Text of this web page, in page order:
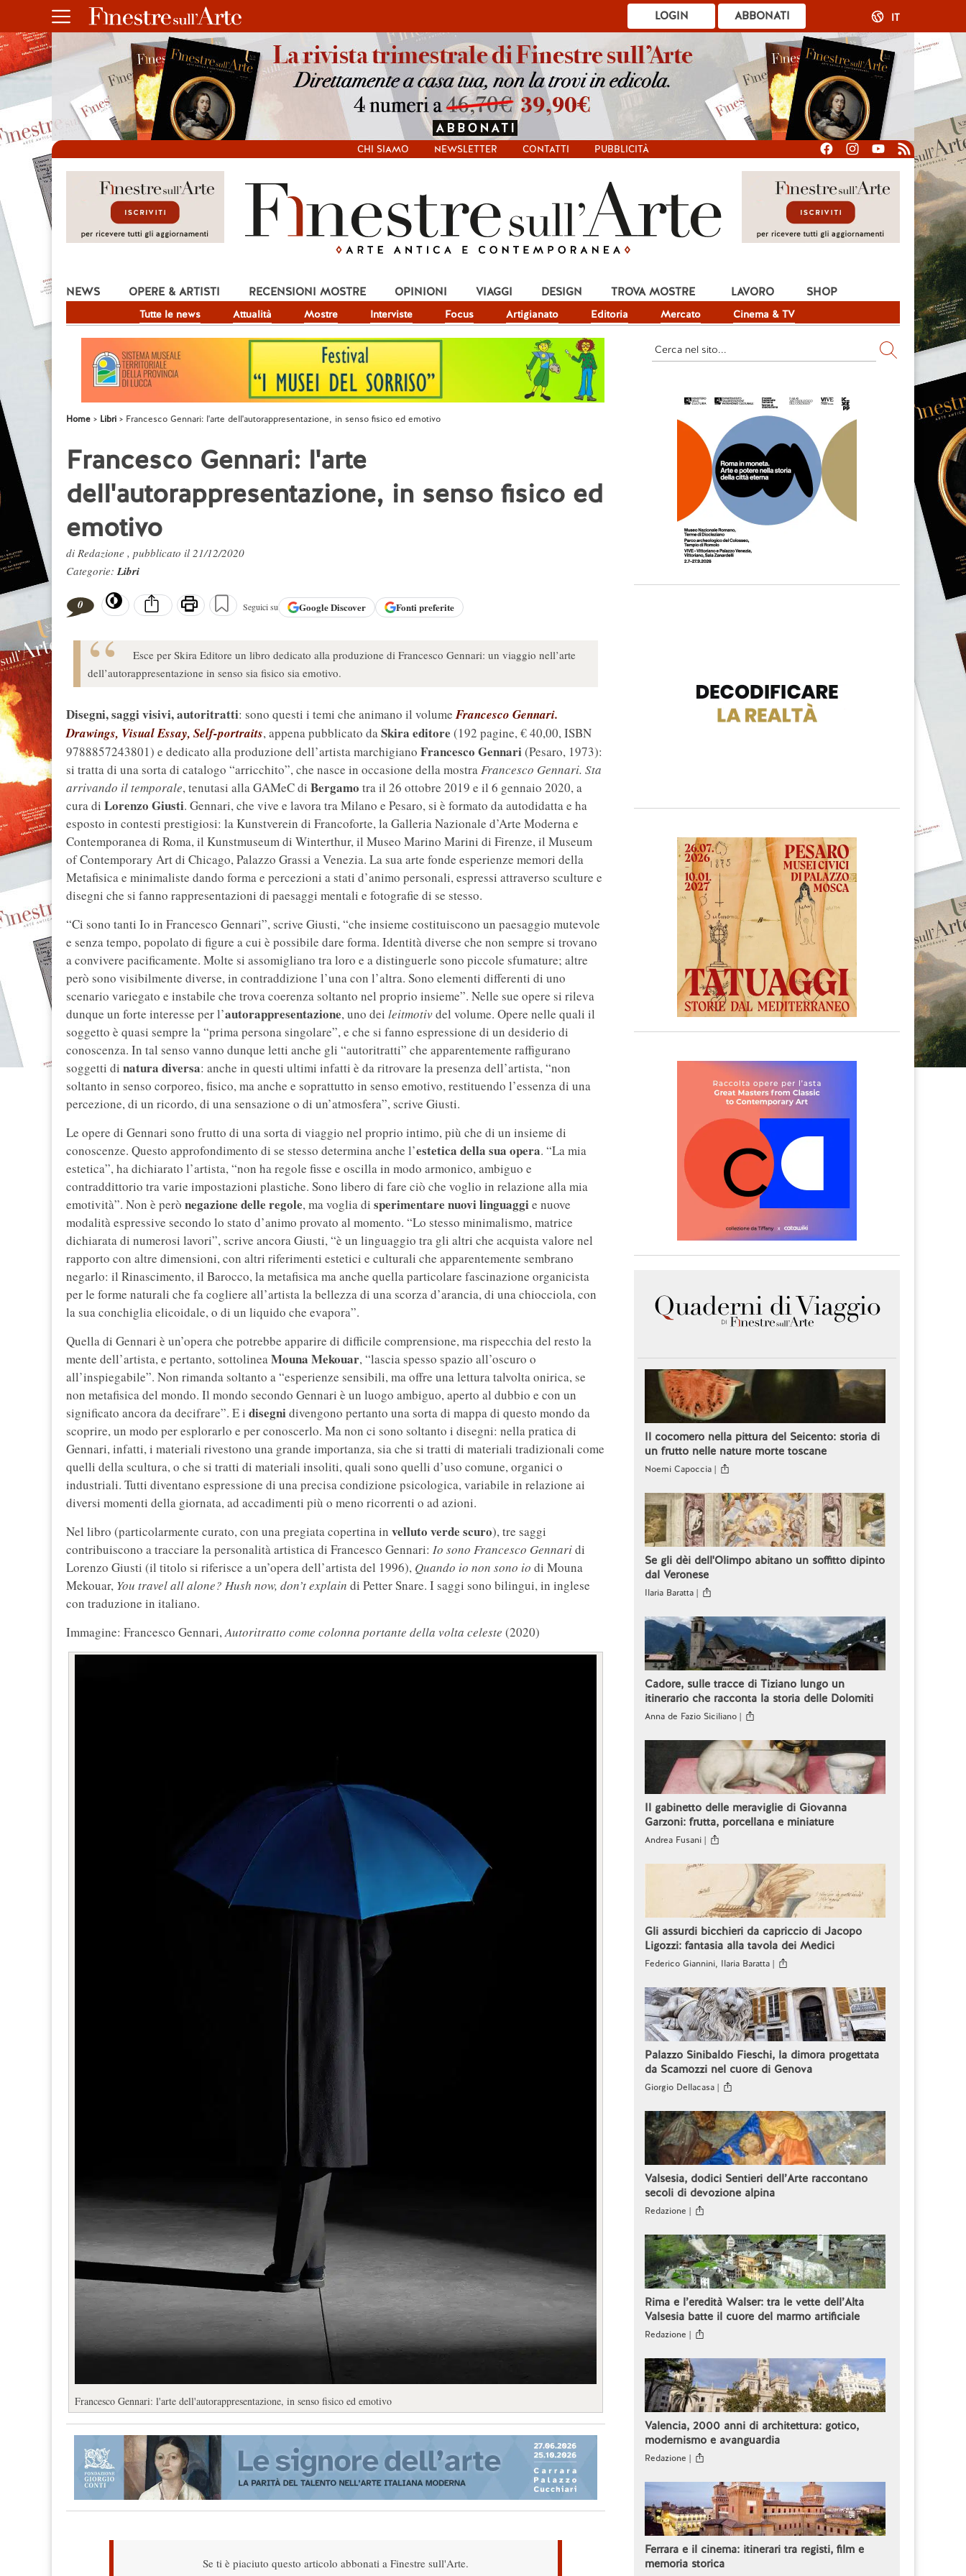
ABBONATI
LOGIN IT
CHI SIAMO NEWSLETTER CONTATTI PUBBLICITÀ
NEWS
Tutte le news Attualità Mostre Interviste Focus Artigianato Editoria Mercato Cinema & TV
OPERE & ARTISTI RECENSIONI MOSTRE OPINIONI VIAGGI DESIGN TROVA MOSTRE LAVORO SHOP
Home Libri Francesco Gennari: l'arte dell'autorappresentazione, in senso fisico ed emotivo
Francesco Gennari: l'arte
dell'autorappresentazione, in senso fisico ed
emotivo
di Redazione , pubblicato il 21/12/2020
Categorie:Libri
0 Seguici su GoogleDiscover Fonti preferite
Esce per Skira Editore un libro dedicato alla produzione di Francesco Gennari: un viaggio nell’arte
dell’autorappresentazione in senso sia fisico sia emotivo.
Disegni, saggi visivi, autoritratti: sono questi i temi che animano il volumeFrancesco Gennari.
Drawings, Visual Essay, Self-portraits, appena pubblicato daSkira editore (192 pagine, € 40,00, ISBN
9788857243801) e dedicato alla produzione dell’artista marchigiano Francesco Gennari(Pesaro, 1973):
si tratta di una sorta di catalogo “arricchito”, che nasce in occasione della mostraFrancesco Gennari. Sta
arrivando il temporale, tenutasi alla GAMeC di Bergamo tra il 26 ottobre 2019 e il 6 gennaio 2020, a
cura di Lorenzo Giusti. Gennari, che vive e lavora tra Milano e Pesaro, si è formato da autodidatta e ha
esposto in contesti prestigiosi: la Kunstverein di Francoforte, la Galleria Nazionale d’Arte Moderna e
Contemporanea di Roma, il Kunstmuseum di Winterthur, il Museo Marino Marini di Firenze, il Museum
of Contemporary Art di Chicago, Palazzo Grassi a Venezia. La sua arte fonde esperienze memori della
Metafisica e minimaliste dando forma e percezioni a stati d’animo personali, espressi attraverso sculture e
disegni che si fanno rappresentazioni di paesaggi mentali e fotografie di se stesso.
“Ci sono tanti Io in Francesco Gennari”, scrive Giusti, “che insieme costituiscono un paesaggio mutevole
e senza tempo, popolato di figure a cui è possibile dare forma. Identità diverse che non sempre si trovano
a convivere pacificamente. Molte si assomigliano tra loro e a distinguerle sono piccole sfumature; altre
però sono visibilmente diverse, in contraddizione l’una con l’altra. Sono elementi differenti di uno
scenario variegato e instabile che trova coerenza soltanto nel proprio insieme”. Nelle sue opere si rileva
dunque un forte interesse per l’autorappresentazione, uno dei leitmotivdel volume. Opere nelle quali il
soggetto è quasi sempre la “prima persona singolare”, e che si fanno espressione di un desiderio di
conoscenza. In tal senso vanno dunque letti anche gli “autoritratti” che apparentemente raffigurano
soggetti di natura diversa: anche in questi ultimi infatti è da ritrovare la presenza dell’artista, “non
soltanto in senso corporeo, fisico, ma anche e soprattutto in senso emotivo, restituendo l’essenza di una
percezione, di un ricordo, di una sensazione o di un’atmosfera”, scrive Giusti.
Le opere di Gennari sono frutto di una sorta di viaggio nel proprio intimo, più che di un insieme di
conoscenze. Questo approfondimento di se stesso determina anche l’estetica della sua opera. “La mia
estetica”, ha dichiarato l’artista, “non ha regole fisse e oscilla in modo armonico, ambiguo e
contraddittorio tra varie impostazioni plastiche. Sono libero di fare ciò che voglio in relazione alla mia
emotività”. Non è però negazione delle regole, ma voglia di sperimentare nuovi linguaggie nuove
modalità espressive secondo lo stato d’animo provato al momento. “Lo stesso minimalismo, matrice
dichiarata di numerosi lavori”, scrive ancora Giusti, “è un linguaggio tra gli altri che acquista valore nel
rapporto con altre dimensioni, con altri riferimenti estetici e culturali che apparentemente sembrano
negarlo: il Rinascimento, il Barocco, la metafisica ma anche quella particolare fascinazione organicista
per le forme naturali che fa cogliere all’artista la bellezza di una scorza d’arancia, di una chiocciola, con
la sua conchiglia elicoidale, o di un liquido che evapora”.
Quella di Gennari è un’opera che potrebbe apparire di difficile comprensione, ma rispecchia del resto la
mente dell’artista, e pertanto, sottolineaMouna Mekouar, “lascia spesso spazio all’oscuro o
all’inspiegabile”. Non rimanda soltanto a “esperienze sensibili, ma offre una lettura talvolta onirica, se
non metafisica del mondo. Il mondo secondo Gennari è un luogo ambiguo, aperto al dubbio e con un
significato ancora da decifrare”. E i disegnidivengono pertanto una sorta di mappa di questo mondo da
scoprire, un modo per esplorarlo e per conoscerlo. Ma non ci sono soltanto i disegni: nella pratica di
Gennari, infatti, i materiali rivestono una grande importanza, sia che si tratti di materiali tradizionali come
quelli della scultura, o che si tratti di materiali insoliti, quali sono quelli d’uso comune, organici o
industriali. Tutti diventano espressione di una precisa condizione psicologica, variabile in relazione ai
diversi momenti della giornata, ad accadimenti più o meno ricorrenti o ad azioni.
Nel libro (particolarmente curato, con una pregiata copertina in velluto verde scuro), tre saggi
contribuiscono a tracciare la personalità artistica di Francesco Gennari: Io sono Francesco Gennaridi
Lorenzo Giusti (il titolo si riferisce a un’opera dell’artista del 1996), Quando io non sono io di Mouna
Mekouar, You travel all alone? Hush now, don’t explain di Petter Snare. I saggi sono bilingui, in inglese
con traduzione in italiano.
Immagine: Francesco Gennari,Autoritratto come colonna portante della volta celeste (2020)
Francesco Gennari: l'arte dell'autorappresentazione, in senso fisico ed emotivo
Se ti è piaciuto questo articolo abbonati a Finestre sull'Arte.
Il cocomero nella pittura del Seicento: storia di
un frutto nelle nature morte toscane
Noemi Capoccia |
Se gli dèi dell'Olimpo abitano un soffitto dipinto
dal Veronese
Ilaria Baratta |
Cadore, sulle tracce di Tiziano lungo un
itinerario che racconta la storia delle Dolomiti
Anna de Fazio Siciliano |
Il gabinetto delle meraviglie di Giovanna
Garzoni: frutta, porcellana e miniature
Andrea Fusani |
Gli assurdi bicchieri da capriccio di Jacopo
Ligozzi: fantasia alla tavola dei Medici
Federico Giannini, Ilaria Baratta |
Palazzo Sinibaldo Fieschi, la dimora progettata
da Scamozzi nel cuore di Genova
Giorgio Dellacasa |
Valsesia, dodici Sentieri dell’Arte raccontano
secoli di devozione alpina
Redazione |
Rima e l’eredità Walser: tra le vette dell’Alta
Valsesia batte il cuore del marmo artificiale
Redazione |
Valencia, 2000 anni di architettura: gotico,
modernismo e avanguardia
Redazione |
Ferrara e il cinema: itinerari tra registi, film e
memoria storica